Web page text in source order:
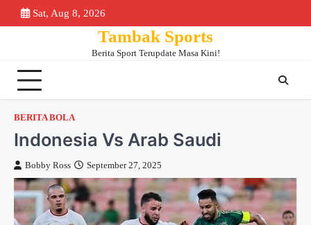
to
Sat, Aug 8, 2026
Tambak Sports
Berita Sport Terupdate Masa Kini!
BERITA BOLA
Indonesia Vs Arab Saudi
Bobby Ross September 27, 2025